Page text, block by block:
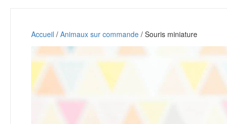
Accueil / Animaux sur commande / Souris miniature